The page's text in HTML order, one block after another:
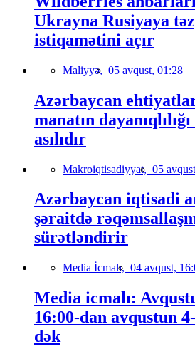
Ukrayna Rusiyaya
istiqamətini açır
Maliyyə, 05 avqust, 01:28
Azərbaycan
manatın
asılıdır
Makroiqtisadiyyat, 05
Azərbaycan iqtisadi
şəraitdə
sürətləndirir
Media İcmalı, 04 avqust,
Media icmalı:
16:00-dan avqustun
dək